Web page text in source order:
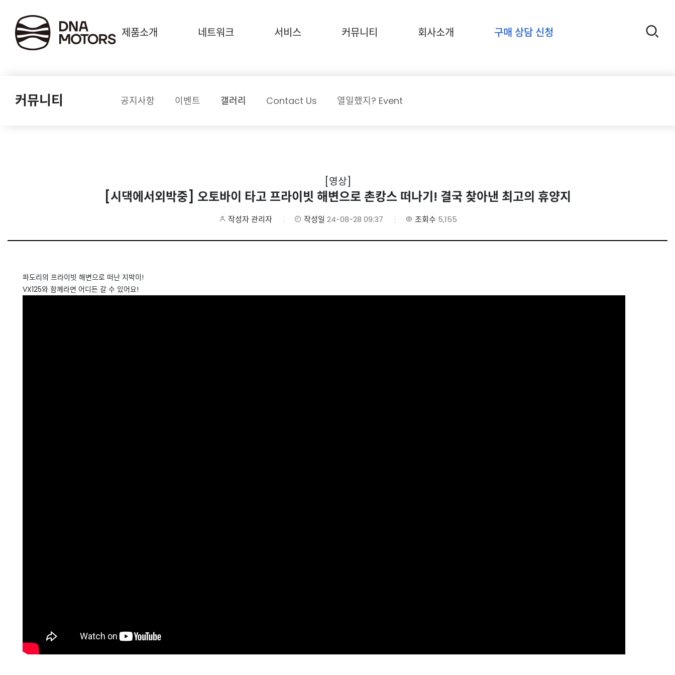
제품소개 네트워크 서비스 커뮤니티 회사소개 구매 상담 신청
커뮤니티 공지사항 이벤트 갤러리 Contact Us 열일했지? Event
[영상]
[시댁에서외박중] 오토바이 타고 프라이빗 해변으로 촌캉스 떠나기! 결국 찾아낸 최고의 휴양지
작성자 관리자 작성일 24-08-28 09:37 조회수 5,155
파도리의 프라이빗 해변으로 떠난 지박이!
VX125와 함께라면 어디든 갈 수 있어요!